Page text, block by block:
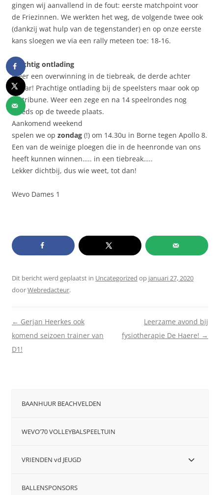
gingen wij aanvallend in de fout: eerste matchpoint voor
de Friezinnen. We werkten het weg, de volgende twee ook
(dankzij wat hulp van de tegenstander) en op onze eerste
kans sloegen we via een rally meteen toe: 18-16.
Prachtig ontlading
Weer een overwinning in de tiebreak, de derde achter
elkaar! Prachtige ontlading bij de speelsters maar ook op
de tribune. Weer een zege en na 14 speelrondes nog
steeds op de tweede plaats.
Aankomend weekend
spelen we op zondag (!) om 14.30u in Borne tegen Apollo 8.
Een van de weinige ploegen die in de heenronde van ons
heeft kunnen winnen….. in een tiebreak…..
Lekker dichtbij, dus wie weet, tot dan!
Wevo Dames 1
Dit bericht werd geplaatst in Uncategorized op januari 27, 2020
doorWebredacteur.
Berichtnavigatie
← Gerjan Heerkes ook
komend seizoen trainer van
D1!
Leerzame avond bij
fysiotherapie De Haere! →
BAANHUUR BEACHVELDEN
WEVO’70 VOLLEYBALSPEELTUIN
VRIENDEN vd JEUGD
BALLENSPONSORS